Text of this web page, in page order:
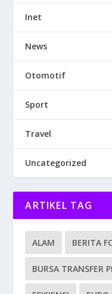
Inet
News
Otomotif
Sport
Travel
Uncategorized
ARTIKEL TAG
ALAM BERITA
BURSA TRANSFER